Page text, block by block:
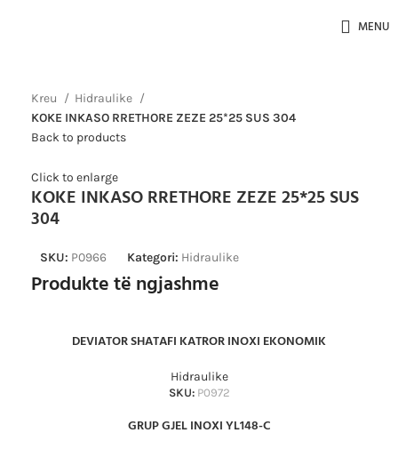
MENU
Kreu
Hidraulike
KOKE INKASO RRETHORE ZEZE 25*25 SUS 304
Back to products
Click to enlarge
KOKE INKASO RRETHORE ZEZE 25*25 SUS
304
SKU: P0966 Kategori: Hidraulike
Produkte të ngjashme
DEVIATOR SHATAFI KATROR INOXI EKONOMIK
Hidraulike
SKU: P0972
GRUP GJEL INOXI YL148-C